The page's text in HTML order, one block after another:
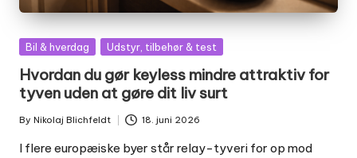
Posted
Bil & hverdag Udstyr, tilbehør & test
Hvordan du gør keyless mindre attraktiv for
tyven uden at gøre dit liv surt
Posted
by
By Nikolaj Blichfeldt 18. juni 2026
I flere europæiske byer står relay-tyveri for op mod